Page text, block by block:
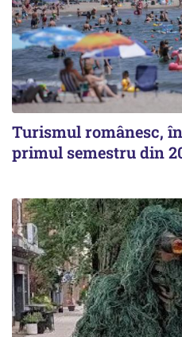
Turismul românesc,
primul semestru din